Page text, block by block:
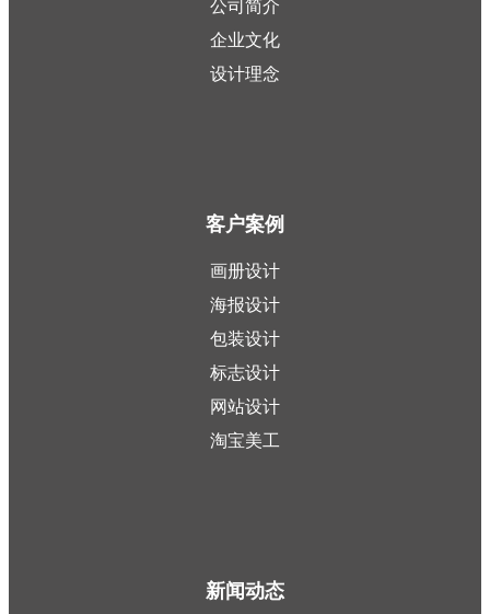
公司简介
企业文化
设计理念
客户案例
画册设计
海报设计
包装设计
标志设计
网站设计
淘宝美工
新闻动态